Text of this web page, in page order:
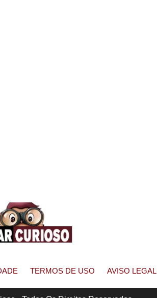
TERMOS DE USO AVISO LEGAL